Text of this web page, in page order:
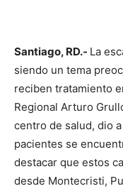
Santiago, RD.- La
siendo un tema
reciben tratamiento
Regional Arturo
centro de salud, dio
pacientes se
destacar que estos
desde Montecristi,